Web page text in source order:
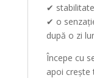
✔
✔ o
după o zi
Începe cu
apoi crește